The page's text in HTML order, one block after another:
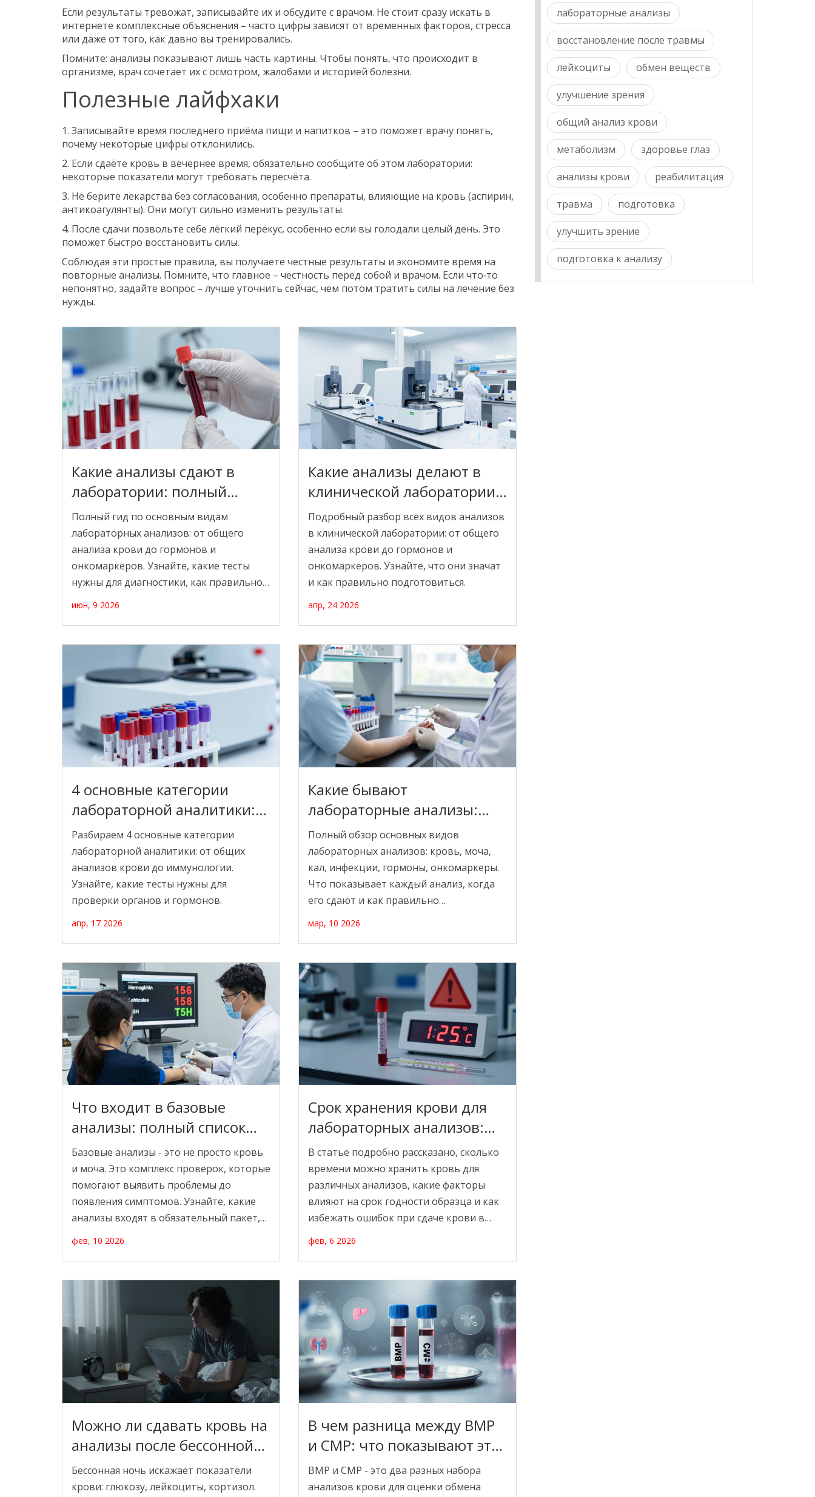
Если результаты тревожат, записывайте их и обсудите с врачом. Не стоит сразу искать в
интернете комплексные объяснения – часто цифры зависят от временных факторов, стресса
или даже от того, как давно вы тренировались.
Помните: анализы показывают лишь часть картины. Чтобы понять, что происходит в
организме, врач сочетает их с осмотром, жалобами и историей болезни.
Полезные лайфхаки
1. Записывайте время последнего приёма пищи и напитков – это поможет врачу понять,
почему некоторые цифры отклонились.
2. Если сдаёте кровь в вечернее время, обязательно сообщите об этом лаборатории:
некоторые показатели могут требовать пересчёта.
3. Не берите лекарства без согласования, особенно препараты, влияющие на кровь (аспирин,
антикоагулянты). Они могут сильно изменить результаты.
4. После сдачи позвольте себе лёгкий перекус, особенно если вы голодали целый день. Это
поможет быстро восстановить силы.
Соблюдая эти простые правила, вы получаете честные результаты и экономите время на
повторные анализы. Помните, что главное – честность перед собой и врачом. Если что‑то
непонятно, задайте вопрос – лучше уточнить сейчас, чем потом тратить силы на лечение без
нужды.
Какие анализы сдают в
лаборатории: полный
список основных
исследований
Полный гид по основным видам
лабораторных анализов: от общего
анализа крови до гормонов и
онкомаркеров. Узнайте, какие тесты
нужны для диагностики, как правильно
июн, 9 2026
Какие анализы делают в
клинической лаборатории:
полный гид по основным
видам диагностики
Подробный разбор всех видов анализов
в клинической лаборатории: от общего
анализа крови до гормонов и
онкомаркеров. Узнайте, что они значат
и как правильно подготовиться.
апр, 24 2026
4 основные категории
лабораторной аналитики:
полный гид по видам
исследований
Разбираем 4 основные категории
лабораторной аналитики: от общих
анализов крови до иммунологии.
Узнайте, какие тесты нужны для
проверки органов и гормонов.
апр, 17 2026
Какие бывают
лабораторные анализы:
полный список основных
видов
Полный обзор основных видов
лабораторных анализов: кровь, моча,
кал, инфекции, гормоны, онкомаркеры.
Что показывает каждый анализ, когда
его сдают и как правильно
мар, 10 2026
Что входит в базовые
анализы: полный список
обязательных
исследований
Базовые анализы - это не просто кровь
и моча. Это комплекс проверок, которые
помогают выявить проблемы до
появления симптомов. Узнайте, какие
анализы входят в обязательный пакет,
как к ним подготовиться и как
интерпретировать результаты.
фев, 10 2026
Срок хранения крови для
лабораторных анализов:
сроки, условия и
рекомендации
В статье подробно рассказано, сколько
времени можно хранить кровь для
различных анализов, какие факторы
влияют на срок годности образца и как
избежать ошибок при сдаче крови в
лабораторию. Узнайте, почему важно
соблюдать условия хранения и как это
фев, 6 2026
Можно ли сдавать кровь на
анализы после бессонной
ночи?
Бессонная ночь искажает показатели
крови: глюкозу, лейкоциты, кортизол.
В чем разница между BMP
и CMP: что показывают эти
анализы и когда их
назначают
BMP и CMP - это два разных набора
анализов крови для оценки обмена
лабораторные анализы
восстановление после травмы
лейкоциты обмен веществ
улучшение зрения
общий анализ крови
метаболизм здоровье глаз
анализы крови реабилитация
травма подготовка
улучшить зрение
подготовка к анализу